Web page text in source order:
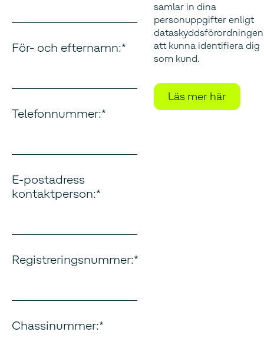
För- och efternamn:
Telefonnummer:
E-postadress
kontaktperson:
Registreringsnummer:
Chassinummer:
samlar in dina
personuppgifter enligt
att kunna identifiera dig
som kund.
Läs mer här